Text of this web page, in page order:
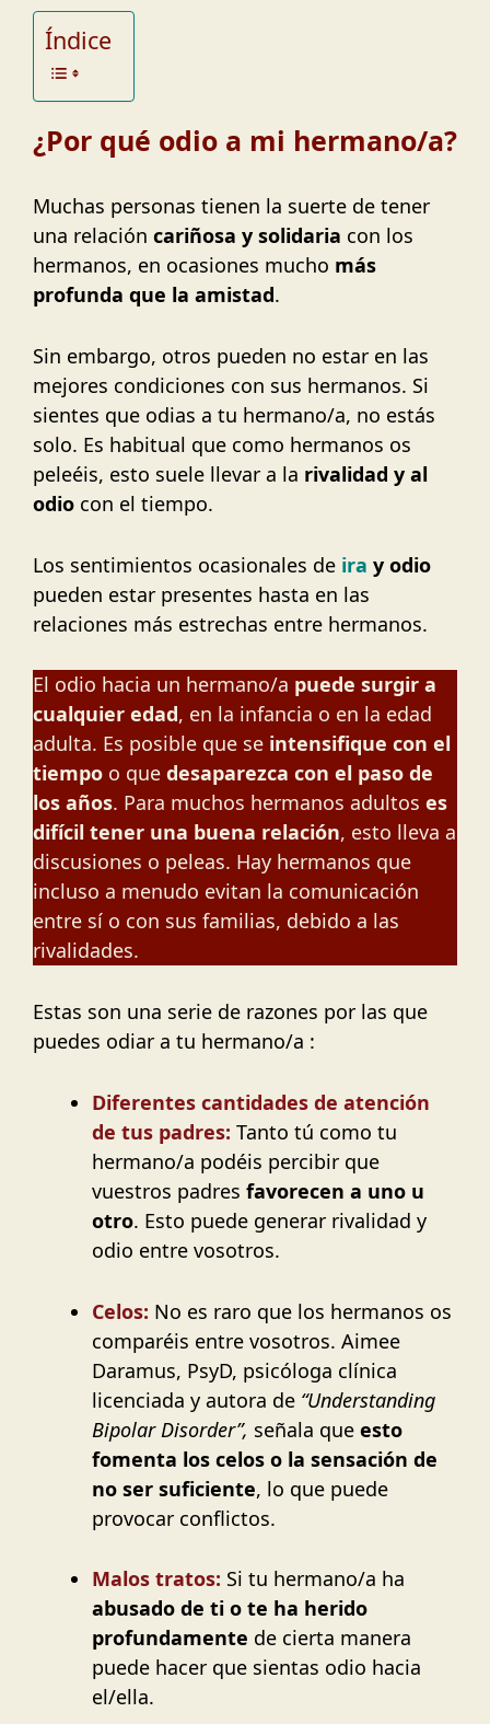
Índice
¿Por qué odio a mi hermano/a?
Muchas personas tienen la suerte de tener
una relación cariñosa y solidaria con los
hermanos, en ocasiones mucho más
profunda que la amistad.
Sin embargo, otros pueden no estar en las
mejores condiciones con sus hermanos. Si
sientes que odias a tu hermano/a, no estás
solo. Es habitual que como hermanos os
peleéis, esto suele llevar a la rivalidad y al
odio con el tiempo.
Los sentimientos ocasionales de ira y odio
pueden estar presentes hasta en las
relaciones más estrechas entre hermanos.
El odio hacia un hermano/a puede surgir a
cualquier edad, en la infancia o en la edad
adulta. Es posible que se intensifique con el
tiempo o que desaparezca con el paso de
los años. Para muchos hermanos adultos es
difícil tener una buena relación, esto lleva a
discusiones o peleas. Hay hermanos que
incluso a menudo evitan la comunicación
entre sí o con sus familias, debido a las
rivalidades.
Estas son una serie de razones por las que
puedes odiar a tu hermano/a :
Diferentes cantidades de atención
de tus padres: Tanto tú como tu
hermano/a podéis percibir que
vuestros padres favorecen a uno u
otro. Esto puede generar rivalidad y
odio entre vosotros.
Celos: No es raro que los hermanos os
comparéis entre vosotros. Aimee
Daramus, PsyD, psicóloga clínica
licenciada y autora de “Understanding
Bipolar Disorder”, señala que esto
fomenta los celos o la sensación de
no ser suficiente, lo que puede
provocar conflictos.
Malos tratos: Si tu hermano/a ha
abusado de ti o te ha herido
profundamente de cierta manera
puede hacer que sientas odio hacia
el/ella.